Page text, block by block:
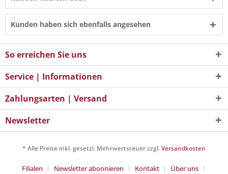
Kunden haben sich ebenfalls angesehen
So erreichen Sie uns
Service | Informationen
Zahlungsarten | Versand
Newsletter
* Alle Preise inkl. gesetzl. Mehrwertsteuer zzgl.Versandkosten
Filialen Newsletter abonnieren Kontakt
Über uns